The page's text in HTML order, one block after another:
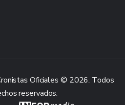
Oficiales © 2026. Todos
reservados.